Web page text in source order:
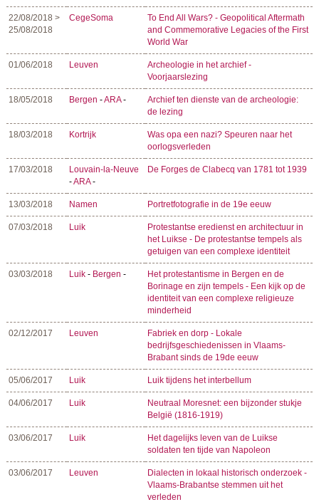
22/08/2018 >
25/08/2018
CegeSoma
To End All Wars? - Geopolitical Aftermath
and Commemorative Legacies of the First
World War
01/06/2018 Leuven
Archeologie in het archief -
Voorjaarslezing
18/05/2018 Bergen -ARA-
Archief ten dienste van de archeologie:
de lezing
18/03/2018 Kortrijk
Was opa een nazi? Speuren naar het
oorlogsverleden
17/03/2018
Louvain-la-Neuve
-ARA-
De Forges de Clabecq van 1781 tot 1939
13/03/2018 Namen Portretfotografie in de 19e eeuw
07/03/2018 Luik
Protestantse eredienst en architectuur in
het Luikse - De protestantse tempels als
getuigen van een complexe identiteit
03/03/2018 Luik - Bergen -
Het protestantisme in Bergen en de
Borinage en zijn tempels - Een kijk op de
identiteit van een complexe religieuze
minderheid
02/12/2017 Leuven
Fabriek en dorp - Lokale
bedrijfsgeschiedenissen in Vlaams-
Brabant sinds de 19de eeuw
05/06/2017 Luik Luik tijdens het interbellum
04/06/2017 Luik
Neutraal Moresnet: een bijzonder stukje
België (1816-1919)
03/06/2017 Luik
Het dagelijks leven van de Luikse
soldaten ten tijde van Napoleon
03/06/2017 Leuven
Dialecten in lokaal historisch onderzoek -
Vlaams-Brabantse stemmen uit het
verleden